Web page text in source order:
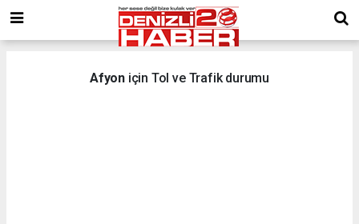
Afyon için Tol ve Trafik durumu